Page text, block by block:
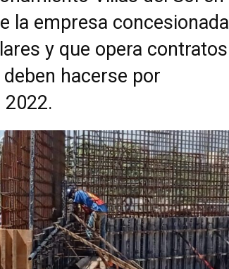
la empresa concesionada
y que opera contratos
hacerse por
2022.